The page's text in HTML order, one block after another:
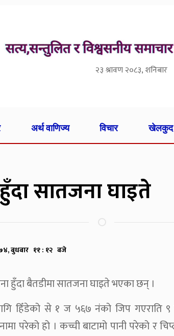
२३ श्रावण २०८३, शनिबार
अर्थ वाणिज्य विचार खेलकुद
सातजना घाइते
बुधबार ११ : १२ बजे
हुँदा बैतडीमा सातजना घाइते भएका छन् ।
लागि हिँडेको से १ ज ५६७ नंको जिप
परेको हो । कच्ची बाटामो पानी परेको र